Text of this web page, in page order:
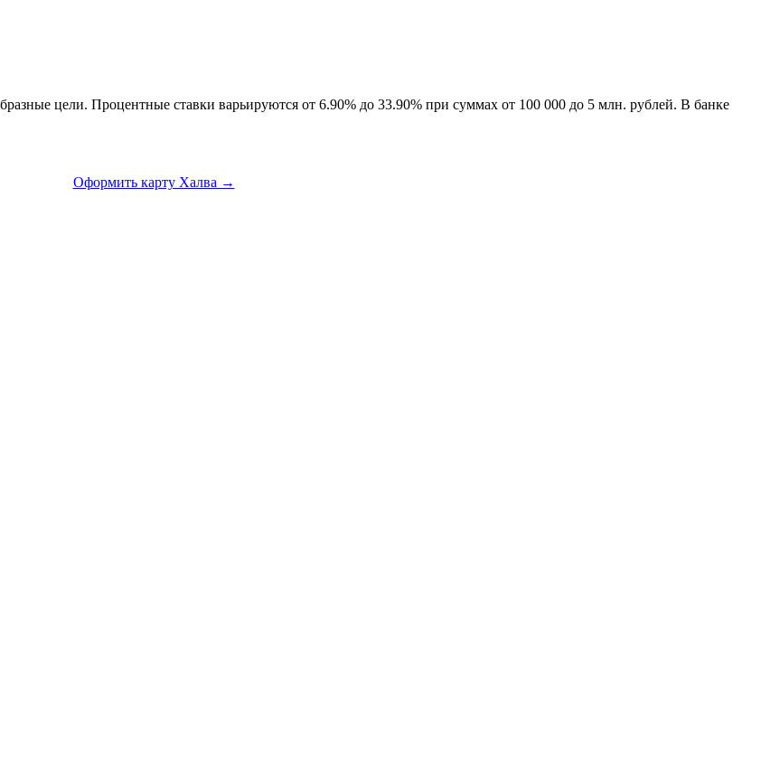
цели. Процентные ставки варьируются от 6.90% до 33.90% при суммах от 100 000 до 5 млн. рублей. В банке
Оформить карту Халва →